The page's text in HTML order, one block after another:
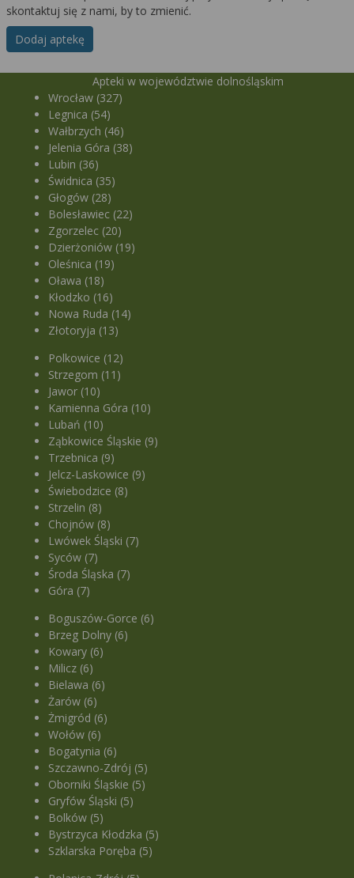
skontaktuj się z nami, by to zmienić.
Dodaj aptekę
Apteki w województwie dolnośląskim
Wrocław (327)
Legnica (54)
Wałbrzych (46)
Jelenia Góra (38)
Lubin (36)
Świdnica (35)
Głogów (28)
Bolesławiec (22)
Zgorzelec (20)
Dzierżoniów (19)
Oleśnica (19)
Oława (18)
Kłodzko (16)
Nowa Ruda (14)
Złotoryja (13)
Polkowice (12)
Strzegom (11)
Jawor (10)
Kamienna Góra (10)
Lubań (10)
Ząbkowice Śląskie (9)
Trzebnica (9)
Jelcz-Laskowice (9)
Świebodzice (8)
Strzelin (8)
Chojnów (8)
Lwówek Śląski (7)
Syców (7)
Środa Śląska (7)
Góra (7)
Boguszów-Gorce (6)
Brzeg Dolny (6)
Kowary (6)
Milicz (6)
Bielawa (6)
Żarów (6)
Żmigród (6)
Wołów (6)
Bogatynia (6)
Szczawno-Zdrój (5)
Oborniki Śląskie (5)
Gryfów Śląski (5)
Bolków (5)
Bystrzyca Kłodzka (5)
Szklarska Poręba (5)